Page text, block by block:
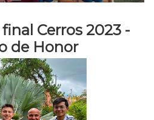
Cerros 2023 -
de Honor